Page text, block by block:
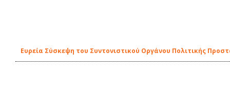
Ευρεία Σύσκεψη του Συντονιστικού Οργάνου Πολιτικής